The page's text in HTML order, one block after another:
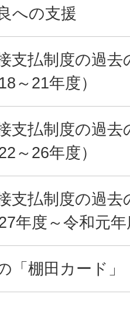
への支援
支払制度の過去
～21年度）
支払制度の過去
～26年度）
支払制度の過去
年度～令和元
「棚田カード」